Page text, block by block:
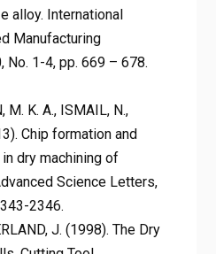
alloy. International
Manufacturing
No. 1-4, pp. 669 – 678.
M. K. A., ISMAIL, N.,
Chip formation and
dry machining of
Science Letters,
2346.
J. (1998). The Dry